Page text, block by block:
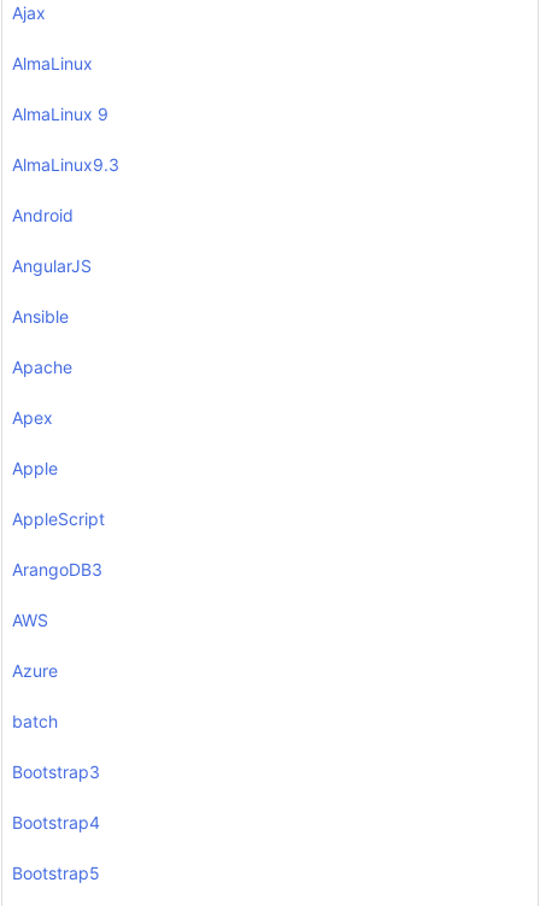
Ajax
AlmaLinux
AlmaLinux 9
AlmaLinux9.3
Android
AngularJS
Ansible
Apache
Apex
Apple
AppleScript
ArangoDB3
AWS
Azure
batch
Bootstrap3
Bootstrap4
Bootstrap5